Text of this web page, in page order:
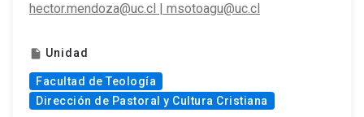
hector.mendoza@uc.cl | msotoagu@uc.cl
insert_drive_file Unidad
Facultad de Teología
Dirección de Pastoral y Cultura Cristiana